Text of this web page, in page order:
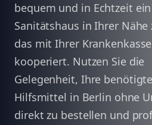
bequem und in Echtzeit
Sanitätshaus in Ihrer Nähe
das mit Ihrer Krankenkasse
kooperiert. Nutzen Sie die
Gelegenheit, Ihre
Hilfsmittel in Berlin ohne
direkt zu bestellen und